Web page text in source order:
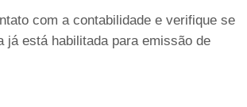
com a contabilidade e verifique se
já está habilitada para emissão de